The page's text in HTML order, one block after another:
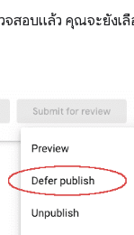
สอบแล้ว คุณจะยังเลื